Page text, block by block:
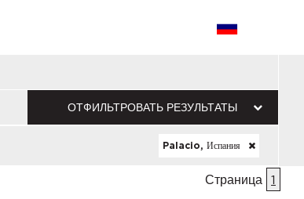
ОТФИЛЬТРОВАТЬ РЕЗУЛЬТАТЫ
Palacio, Испания
Страница 1